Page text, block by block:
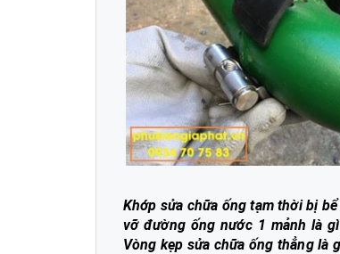
Khớp sửa chữa ống tạm thời bị
vỡ đường ống nước 1 mảnh là
Vòng kẹp sửa chữa ống thẳng là